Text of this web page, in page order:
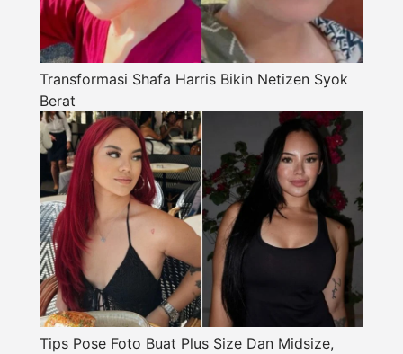
Transformasi Shafa Harris Bikin Netizen Syok
Berat
Tips Pose Foto Buat Plus Size Dan Midsize,